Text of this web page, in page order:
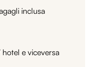
inclusa
e viceversa